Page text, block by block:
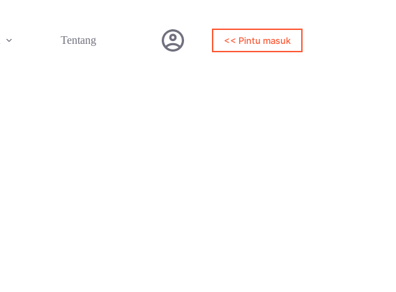
Tentang << Pintu masuk